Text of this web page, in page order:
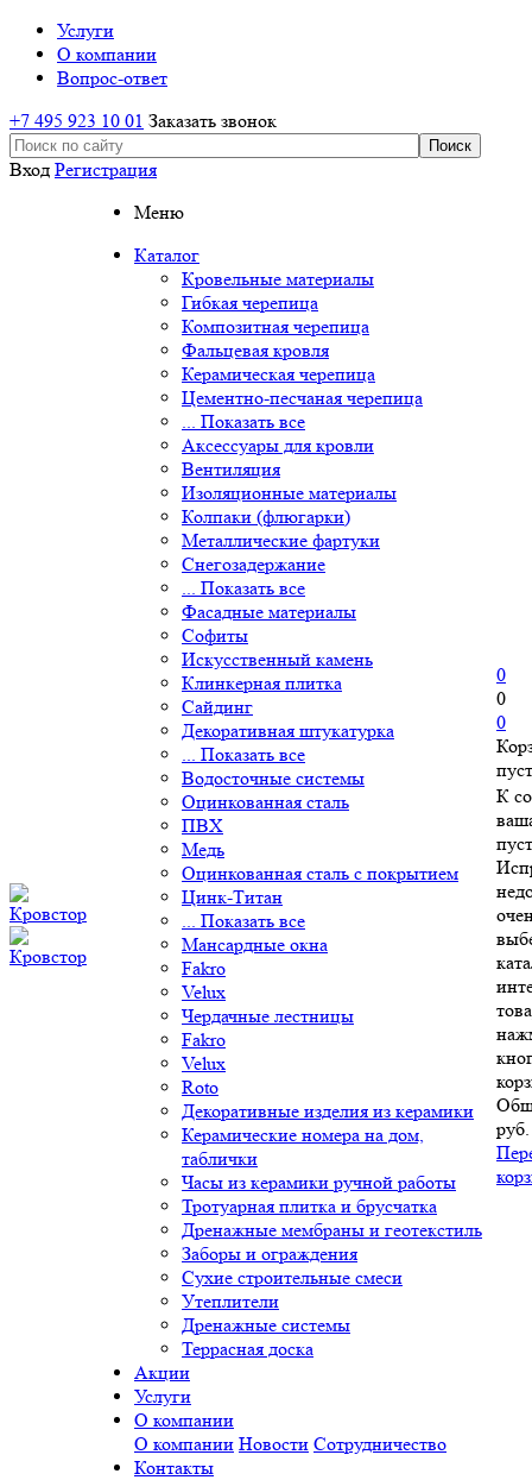
Услуги
О компании
Вопрос-ответ
+7 495 923 10 01 Заказать звонок
Вход Регистрация
Меню
Каталог
Кровельные материалы
Гибкая черепица
Композитная черепица
Фальцевая кровля
Керамическая черепица
Цементно-песчаная черепица
... Показать все
Аксессуары для кровли
Вентиляция
Изоляционные материалы
Колпаки (флюгарки)
Металлические фартуки
Снегозадержание
... Показать все
Фасадные материалы
Софиты
Искусственный камень
Клинкерная плитка
Сайдинг
Декоративная штукатурка
... Показать все
Водосточные системы
Оцинкованная сталь
ПВХ
Медь
Оцинкованная сталь с покрытием
Цинк-Титан
... Показать все
Мансардные окна
Fakro
Velux
Чердачные лестницы
Fakro
Velux
Roto
Декоративные изделия из керамики
Керамические номера на дом,
таблички
Часы из керамики ручной работы
Тротуарная плитка и брусчатка
Дренажные мембраны и геотекстиль
Заборы и ограждения
Сухие строительные смеси
Утеплители
Дренажные системы
Террасная доска
Акции
Услуги
О компании
О компании Новости Сотрудничество
Контакты
0
0
0
К
руб.